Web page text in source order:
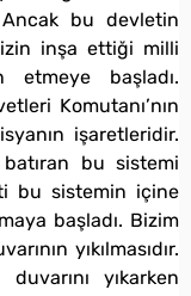
Ancak bu devletin
inşa ettiği milli
başladı.
Komutanı’nın
işaretleridir.
bu sistemi
bu sistemin içine
başladı. Bizim
yıkılmasıdır.
yıkarken